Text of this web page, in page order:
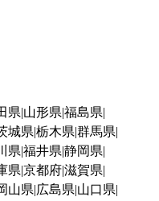
県 山形県 福島県
城県 栃木県 群馬県
県 福井県 静岡県
県 京都府滋賀県
山県 広島県 山口県